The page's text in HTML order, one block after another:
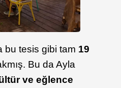
bu tesis gibi tam 19
Bu da Ayla
ve eğlence